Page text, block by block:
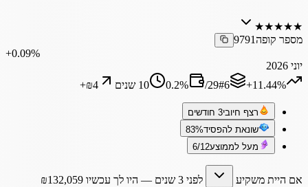
★
★
★
★
★
מספר קופה9791
‎+0.09%
יוני 2026
‎+11.44%
#6
/29
0.2% 10 שנים +₪4
רצף חיובי3 חודשים
שונאת להפסיד83%
מעל לממוצע6/12
אם היית משקיע לפני 3 שנים — היו לך עכשיו ₪132,059